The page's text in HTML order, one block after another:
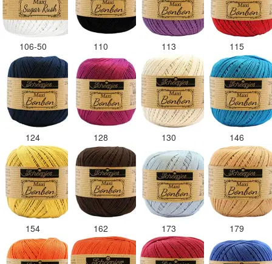
106-50 110 113 115
124 128 130 146
154 162 173 179